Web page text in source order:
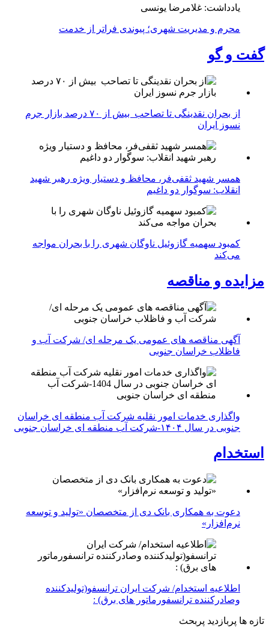
یادداشت: غلامرضا یونسی
محرم و مدیریت شهری؛ پیوندی فراتر از خدمت
گفت و گو
از بحران نقدینگی تا تصاحب بیش از ۷۰ درصد بازار جرم
نسوز ایران
همسر شهید ثقفی‌فر، محافظ و دستیار ویژه رهبر شهید
انقلاب: سوگوار دو داغیم
کمبود سهمیه گازوئیل ناوگان شهری را با بحران مواجه
می‌کند
مزایده و مناقصه
آگهی مناقصه های عمومی یک مرحله ای/ شرکت آب و
فاظلاب خراسان جنوبی
واگذاری خدمات امور نقلیه شرکت آب منطقه ای خراسان
جنوبی در سال ۱۴۰۴-شرکت آب منطقه ای خراسان جنوبی
استخدام
دعوت به همکاری بانک دی از متخصصان «تولید و توسعه
نرم‌افزار»
اطلاعیه استخدام/ شرکت ایران ترانسفو(تولیدکننده
وصادرکننده ترانسفورماتور های برق) :
تازه ها پربازدید پربحث